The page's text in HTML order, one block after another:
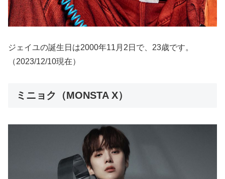
ジェイユの誕生日は2000年11月2日で、23歳です。
（2023/12/10現在）
ミニョク（MONSTA X）